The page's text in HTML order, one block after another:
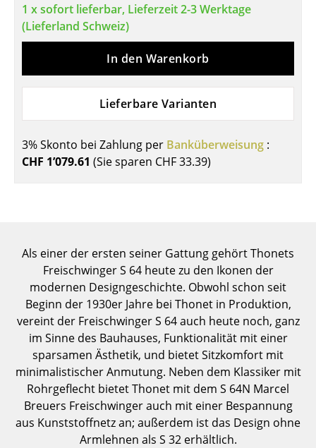
Stehtische & Stehpulte
Einzelteile
... alle Tische
Wandregale
Sideboards & Kommoden
TV Möbel
Beistell- & Rollcontainer
Barmöbel
Garderoben
Kleinaufbewahrung
1 x sofort lieferbar, Lieferzeit 2-3 Werktage
(Lieferland Schweiz)
In den Warenkorb
Lieferbare Varianten
3% Skonto bei Zahlung per Banküberweisung :
CHF 1’079.61 (Sie sparen CHF 33.39)
Als einer der ersten seiner Gattung gehört Thonets
Freischwinger S 64 heute zu den Ikonen der
modernen Designgeschichte. Obwohl schon seit
Beginn der 1930er Jahre bei Thonet in Produktion,
vereint der Freischwinger S 64 auch heute noch, ganz
im Sinne des Bauhauses, Funktionalität mit einer
sparsamen Ästhetik, und bietet Sitzkomfort mit
minimalistischer Anmutung. Neben dem Klassiker mit
Rohrgeflecht bietet Thonet mit dem S 64N Marcel
Breuers Freischwinger auch mit einer Bespannung
aus Kunststoffnetz an; außerdem ist das Design ohne
Armlehnen als S 32 erhältlich.